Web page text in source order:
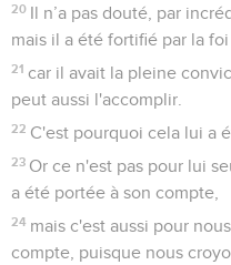
20 Il n’a pas douté, par
mais il a été fortifié par la
21 car il avait la pleine
peut aussi l'accomplir.
22 C'est pourquoi cela lui a
23 Or ce n'est pas pour lui
a été portée à son compte,
24 mais c'est aussi pour
compte, puisque nous